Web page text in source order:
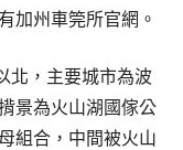
加州車筦所官網。
，主要城市為波
景為火山湖國傢公
組合，中間被火山